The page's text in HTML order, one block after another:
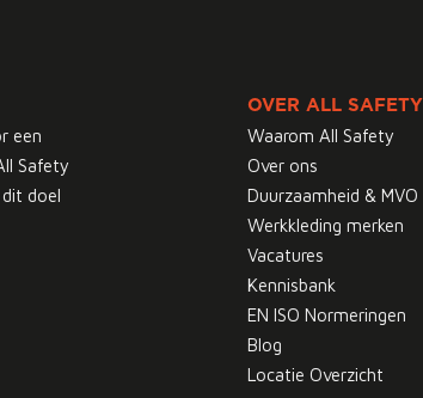
een
Safety
doel
OVER ALL SAFETY
Waarom All Safety
Over ons
Duurzaamheid & MVO
Werkkleding merken
Vacatures
Kennisbank
EN ISO Normeringen
Blog
Locatie Overzicht